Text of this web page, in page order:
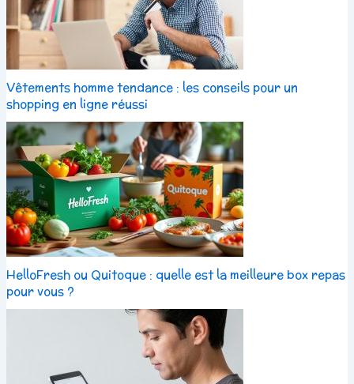
Vêtements homme tendance : les conseils pour un
shopping en ligne réussi
HelloFresh ou Quitoque : quelle est la meilleure box repas
pour vous ?